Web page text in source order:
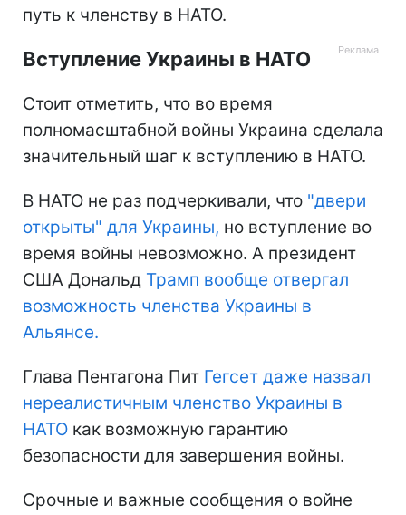
путь к членству в НАТО.
Вступление Украины в НАТО
Стоит отметить, что во время
полномасштабной войны Украина сделала
значительный шаг к вступлению в НАТО.
В НАТО не раз подчеркивали, что "двери
открыты" для Украины, но вступление во
время войны невозможно. А президент
США Дональд Трамп вообще отвергал
возможность членства Украины в
Альянсе.
Глава Пентагона Пит Гегсет даже назвал
нереалистичным членство Украины в
НАТО как возможную гарантию
безопасности для завершения войны.
Срочные и важные сообщения о войне